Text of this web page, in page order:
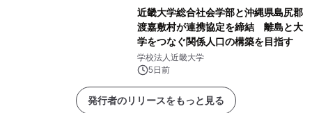
近畿大学総合社会学部と沖縄県島尻郡
渡嘉敷村が連携協定を締結 離島と大
学をつなぐ関係人口の構築を目指す
学校法人近畿大学
5日前
発行者のリリースをもっと見る